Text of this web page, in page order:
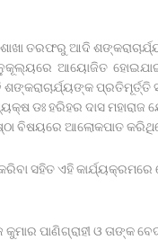
ତରଫରୁ ଆଦି
ଆୟୋଜିତ
ପ୍ରତିମୂର୍ତ୍ତି
ଡଃ ହରିହର ଦାସ
ବିଷୟରେ ଆଲୋକପାତ
ସହିତ ଏହି
ପାଣିଗ୍ରାହୀ ଓ ତାଙ୍କ